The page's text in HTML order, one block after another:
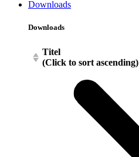
Downloads
Downloads
Titel
(Click to sort ascending)